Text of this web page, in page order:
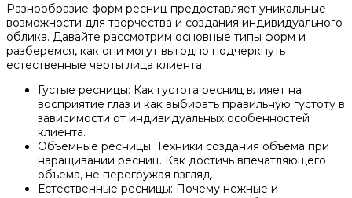
Разнообразие форм ресниц предоставляет уникальные
возможности для творчества и создания индивидуального
облика. Давайте рассмотрим основные типы форм и
разберемся, как они могут выгодно подчеркнуть
естественные черты лица клиента.
Густые ресницы: Как густота ресниц влияет на
восприятие глаз и как выбирать правильную густоту в
зависимости от индивидуальных особенностей
клиента.
Объемные ресницы: Техники создания объема при
наращивании ресниц. Как достичь впечатляющего
объема, не перегружая взгляд.
Естественные ресницы: Почему нежные и